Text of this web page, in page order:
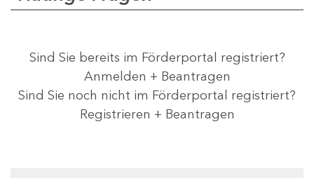
Sind Sie bereits im Förderportal registriert?
Anmelden + Beantragen
Sind Sie noch nicht im Förderportal registriert?
Registrieren + Beantragen